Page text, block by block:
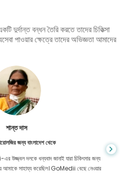
দুর্দান্ত বন্ধন তৈরি করতে তাদের চিকিত্সা
পাওয়ার ক্ষেত্রে তাদের অভিজ্ঞতা আমাদের
শান্ত দাস
জন্য বাংলাদেশ থেকে
দলকে ধন্যবাদ জানাই যারা চিকিৎসার জন্য
আমাকে সাহায্য করেছিল। GoMedii বেছে নেওয়ার